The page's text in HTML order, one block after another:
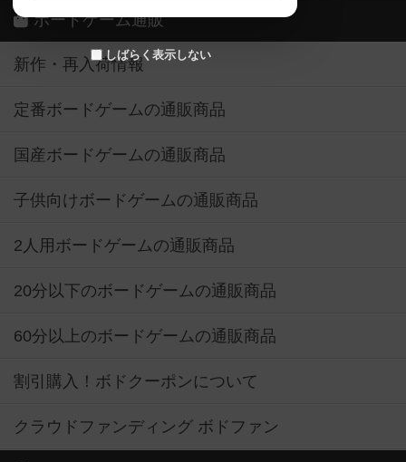
しばらく表示しない
ボードゲーム通販
新作・再入荷情報
定番ボードゲームの通販商品
国産ボードゲームの通販商品
子供向けボードゲームの通販商品
2人用ボードゲームの通販商品
20分以下のボードゲームの通販商品
60分以上のボードゲームの通販商品
割引購入！ボドクーポンについて
クラウドファンディング ボドファン